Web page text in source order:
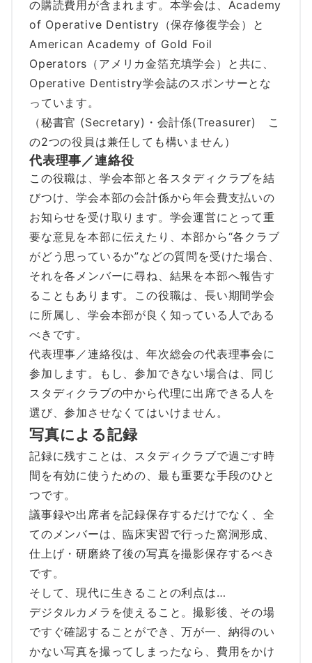
の購読費用が含まれます。本学会は、Academy
of Operative Dentistry（保存修復学会）と
American Academy of Gold Foil
Operators（アメリカ金箔充填学会）と共に、
Operative Dentistry学会誌のスポンサーとな
っています。
（秘書官 (Secretary)・会計係(Treasurer) こ
の2つの役員は兼任しても構いません）
代表理事／連絡役
この役職は、学会本部と各スタディクラブを結
びつけ、学会本部の会計係から年会費支払いの
お知らせを受け取ります。学会運営にとって重
要な意見を本部に伝えたり、本部から“各クラブ
がどう思っているか”などの質問を受けた場合、
それを各メンバーに尋ね、結果を本部へ報告す
ることもあります。この役職は、長い期間学会
に所属し、学会本部が良く知っている人である
べきです。
代表理事／連絡役は、年次総会の代表理事会に
参加します。もし、参加できない場合は、同じ
スタディクラブの中から代理に出席できる人を
選び、参加させなくてはいけません。
写真による記録
記録に残すことは、スタディクラブで過ごす時
間を有効に使うための、最も重要な手段のひと
つです。
議事録や出席者を記録保存するだけでなく、全
てのメンバーは、臨床実習で行った窩洞形成、
仕上げ・研磨終了後の写真を撮影保存するべき
です。
そして、現代に生きることの利点は…
デジタルカメラを使えること。撮影後、その場
ですぐ確認することができ、万が一、納得のい
かない写真を撮ってしまったなら、費用をかけ